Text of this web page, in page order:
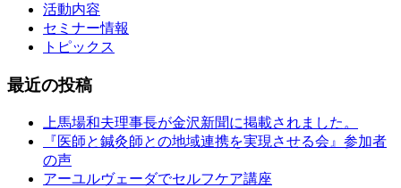
活動内容
セミナー情報
トピックス
最近の投稿
上馬場和夫理事長が金沢新聞に掲載されました。
『医師と鍼灸師との地域連携を実現させる会』参加者
の声
アーユルヴェーダでセルフケア講座